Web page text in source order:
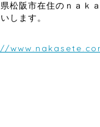
松阪市在住のｎａｋ
します。